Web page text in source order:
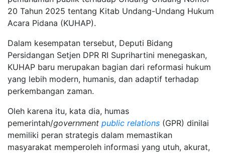
20 Tahun 2025 tentang Kitab Undang-Undang Hukum
Acara Pidana (KUHAP).
Dalam kesempatan tersebut, Deputi Bidang
Persidangan Setjen DPR RI Suprihartini menegaskan,
KUHAP baru merupakan bagian dari reformasi hukum
yang lebih modern, humanis, dan adaptif terhadap
perkembangan zaman.
Oleh karena itu, kata dia, humas
pemerintah/government public relations (GPR) dinilai
memiliki peran strategis dalam memastikan
masyarakat memperoleh informasi yang utuh, akurat,